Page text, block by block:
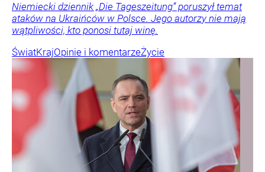
Niemiecki dziennik „Die Tageszeitung” poruszył temat
ataków na Ukraińców w Polsce. Jego autorzy nie mają
wątpliwości, kto ponosi tutaj winę.
ŚwiatKrajOpinie i komentarzeŻycie